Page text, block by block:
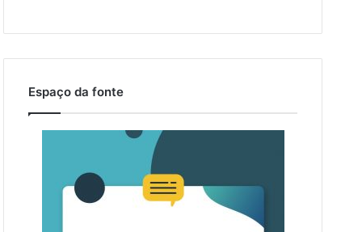
Espaço da fonte